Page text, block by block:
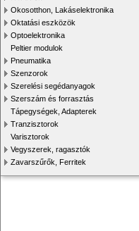
Okosotthon, Lakáselektronika
Oktatási eszközök
Optoelektronika
Peltier modulok
Pneumatika
Szenzorok
Szerelési segédanyagok
Szerszám és forrasztás
Tápegységek, Adapterek
Tranzisztorok
Varisztorok
Vegyszerek, ragasztók
Zavarszűrők, Ferritek